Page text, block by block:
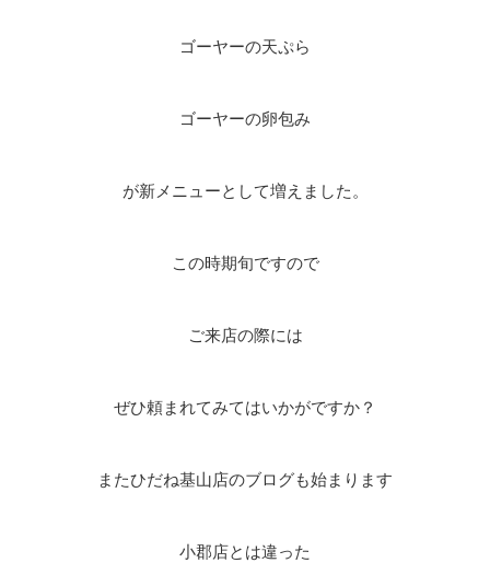
ゴーヤーの天ぷら
ゴーヤーの卵包み
が新メニューとして増えました。
この時期旬ですので
ご来店の際には
ぜひ頼まれてみてはいかがですか？
またひだね基山店のブログも始まります
小郡店とは違った